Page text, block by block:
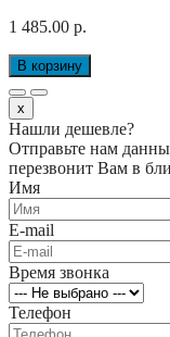
1 485.00 р.
В корзину
x
Нашли дешевле?
Отправьте нам
перезвонит Вам в
Имя
E-mail
Время звонка
Телефон